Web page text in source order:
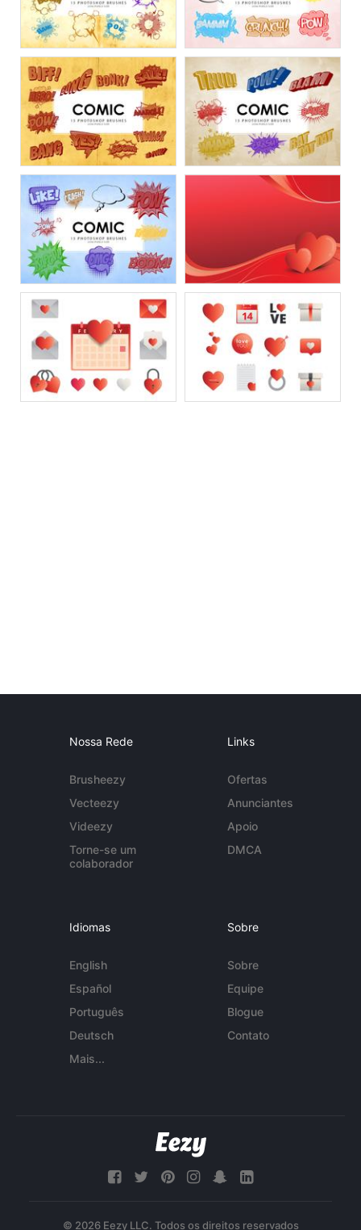
Nossa Rede
Brusheezy
Vecteezy
Videezy
Torne-se um
colaborador
Links
Ofertas
Anunciantes
Apoio
DMCA
Idiomas
English
Español
Português
Deutsch
Mais...
Sobre
Sobre
Equipe
Blogue
Contato
© 2026 Eezy LLC. Todos os direitos reservados